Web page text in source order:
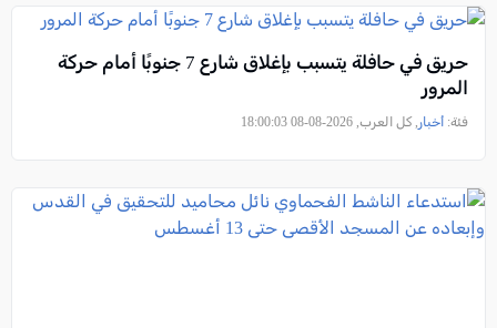
حريق في حافلة يتسبب بإغلاق شارع 7 جنوبًا أمام حركة
المرور
فئة: أخبار , كل العرب, 2026-08-08 18:00:03